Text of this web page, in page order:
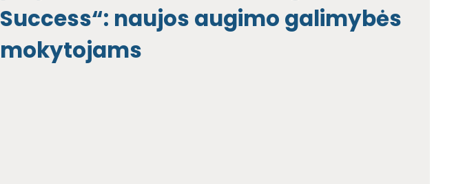
Success“: naujos augimo galimybės
mokytojams